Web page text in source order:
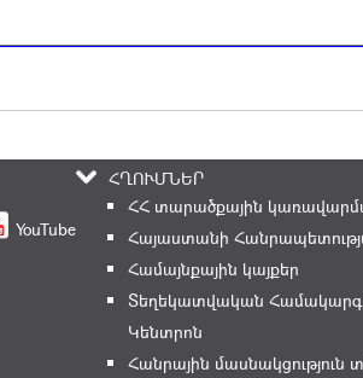
ՀՂՈՒՄՆԵՐ
YouTube
ՀՀ տարածքային
Հայաստանի
Համայնքային կայքեր
Տեղեկատվական
Կենտրոն
Հանրային